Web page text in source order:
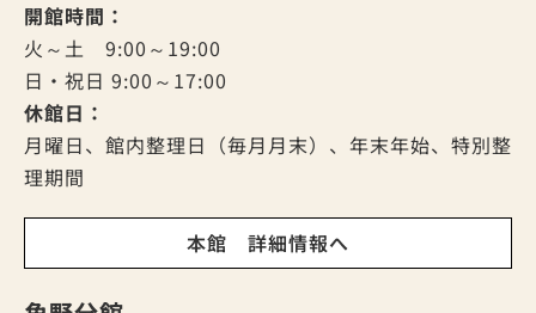
開館時間：
火～土 9:00～19:00
日・祝日 9:00～17:00
休館日：
月曜日、館内整理日（毎月月末）、年末年始、特別整
理期間
本館 詳細情報へ